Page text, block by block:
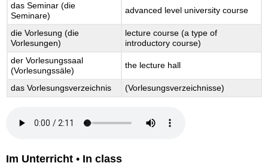
das Seminar (die
Seminare)
advanced level university course
die Vorlesung (die
Vorlesungen)
lecture course (a type of
introductory course)
der Vorlesungssaal
(Vorlesungssäle)
the lecture hall
das Vorlesungsverzeichnis (Vorlesungsverzeichnisse)
Im Unterricht • In class